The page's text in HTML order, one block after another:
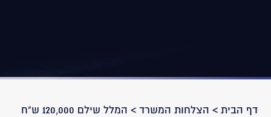
דף הבית > הצלחות המשרד >
המלל שילם 120,000 ש"ח